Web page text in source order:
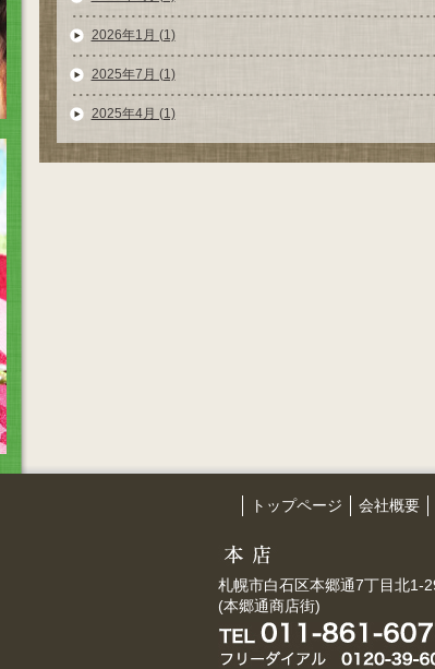
2026年1月 (1)
2025年7月 (1)
2025年4月 (1)
トップページ 会社概要
札幌市白石区本郷通7丁目北1-
(本郷通商店街)